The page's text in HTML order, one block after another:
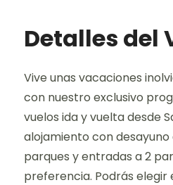
Detalles del
Vive unas vacaciones
con nuestro exclusivo
vuelos ida y vuelta desde
alojamiento con
parques y entradas a 2
preferencia. Podrás